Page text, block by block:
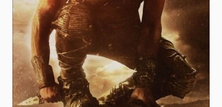
ФИЛЬМЫ 12.09.2013
Риддик скачать фильм бесплатно
(2013)